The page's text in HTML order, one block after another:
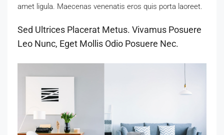
amet ligula. Maecenas venenatis eros quis porta laoreet.
Sed Ultrices Placerat Metus. Vivamus Posuere
Leo Nunc, Eget Mollis Odio Posuere Nec.